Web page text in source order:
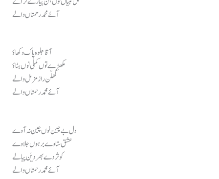
آئے محمد رحمتاں والے
آقا جلوہ پاک وکھاؤ
مکھڑے توں کملی نوں ہٹاؤ
کھلّن راز مزمل والے
آئے محمد رحمتاں والے
دل بے چین نوں چین نہ آوے
عشق ستاوے برہوں جلاوے
کوثر دے بھر دیَن پیالے
آئے محمد رحمتاں والے